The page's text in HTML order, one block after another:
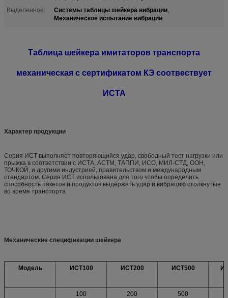
Выделенное:
Системы таблицы шейкера вибрации,
Механическое испытание вибрации
Таблица шейкера имитаторов транспорта
механическая с сертификатом КЭ соотвествует
ИСТА
Характер продукции
Серия ИСТ выполняет повторяющийся удар, свободный тест нагрузки или
прыжка в соответствии с ИСТА, АСТМ, ТАППИ, ИСО, МИЛ-СТД, ООН,
ТОЧКОЙ, и другими индустрией, правительством и международным
стандартом. Серия ИСТ использована для того чтобы определить
способность пакетов и продуктов выдержать удар и вибрацию столкнутые
во время транспорта.
Механические спецификации шейкера
Модель ИСТ100 ИСТ200 ИСТ500
100 200 500